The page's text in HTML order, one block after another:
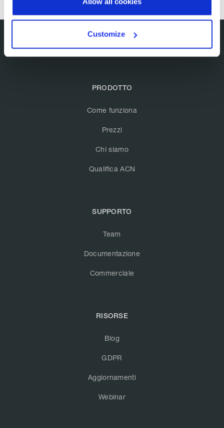
Customize
PRODOTTO
Come funziona
Prezzi
Chi siamo
Qualifica ACN
SUPPORTO
Team
Documentazione
Commerciale
RISORSE
Blog
GDPR
Aggiornamenti
Webinar